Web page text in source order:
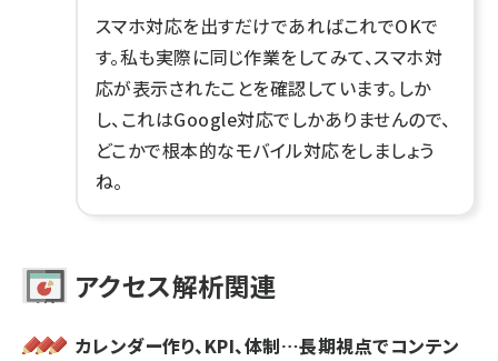
スマホ対応を出すだけであればこれでOKで
す。私も実際に同じ作業をしてみて、スマホ対
応が表示されたことを確認しています。しか
し、これはGoogle対応でしかありませんので、
どこかで根本的なモバイル対応をしましょう
ね。
アクセス解析関連
カレンダー作り、KPI、体制…長期視点でコンテン